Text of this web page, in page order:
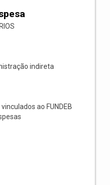
indireta
ao FUNDEB